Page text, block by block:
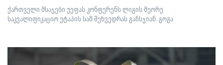
ქართველი მსაჯები უეფას კონფერენს ლიგის მეორე
საკვალიფიკაციო ეტაპის სამ შეხვედრას განსჯიან. გოგა